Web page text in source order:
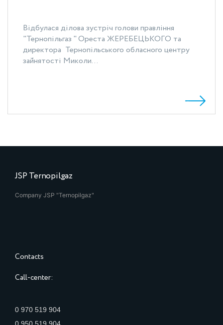
Відбулася ділова зустріч голови правління
"Тернопільгаз " Ореста ЖЕРЕБЕЦЬКОГО та
директора Тернопільського обласного центру
зайнятості Миколи...
JSP Ternopilgaz
Company JSP "Ternopilgaz"
Contacts
Call-center:
0 970 519 904